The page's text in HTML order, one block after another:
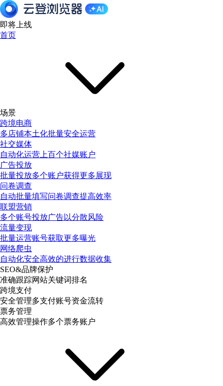
即将上线
首页
场景
跨境电商
多店铺本土化批量安全运营
社交媒体
自动化运营上百个社媒账户
广告投放
批量投放多个账户获得更多展现
问卷调查
自动批量填写问卷调查提高效率
联盟营销
多个账号投放广告以分散风险
流量变现
批量运营账号获取更多曝光
网络爬虫
自动化安全高效的进行数据收集
SEO&品牌保护
准确跟踪网站关键词排名
跨境支付
安全管理多支付账号资金流转
票务管理
高效管理操作多个票务账户